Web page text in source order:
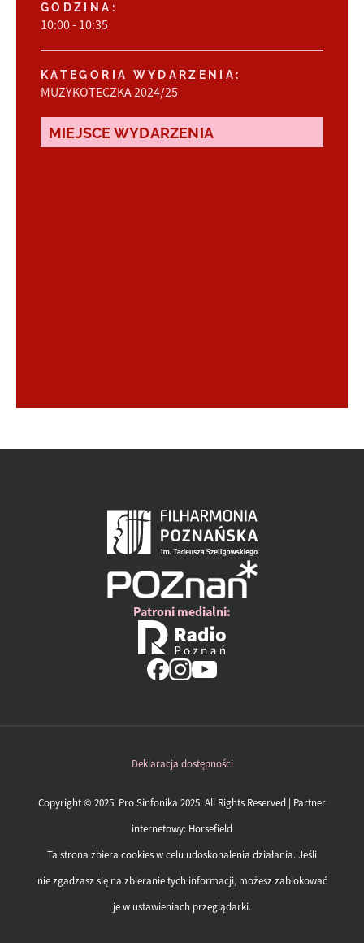
GODZINA:
10:00 - 10:35
KATEGORIA WYDARZENIA:
MUZYKOTECZKA 2024/25
MIEJSCE WYDARZENIA
Patroni medialni:
Deklaracja dostępności
Copyright © 2025. Pro Sinfonika 2025. All Rights Reserved | Partner
internetowy: Horsefield
Ta strona zbiera cookies w celu udoskonalenia działania. Jeśli
nie zgadzasz się na zbieranie tych informacji, możesz zablokować
je w ustawieniach przeglądarki.